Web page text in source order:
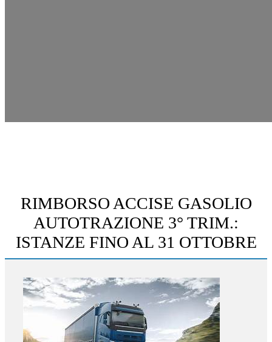
RIMBORSO ACCISE GASOLIO
AUTOTRAZIONE 3° TRIM.:
ISTANZE FINO AL 31 OTTOBRE